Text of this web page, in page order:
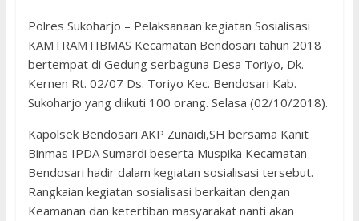
Polres Sukoharjo – Pelaksanaan kegiatan Sosialisasi
KAMTRAMTIBMAS Kecamatan Bendosari tahun 2018
bertempat di Gedung serbaguna Desa Toriyo, Dk.
Kernen Rt. 02/07 Ds. Toriyo Kec. Bendosari Kab.
Sukoharjo yang diikuti 100 orang. Selasa (02/10/2018).
Kapolsek Bendosari AKP Zunaidi,SH bersama Kanit
Binmas IPDA Sumardi beserta Muspika Kecamatan
Bendosari hadir dalam kegiatan sosialisasi tersebut.
Rangkaian kegiatan sosialisasi berkaitan dengan
Keamanan dan ketertiban masyarakat nanti akan